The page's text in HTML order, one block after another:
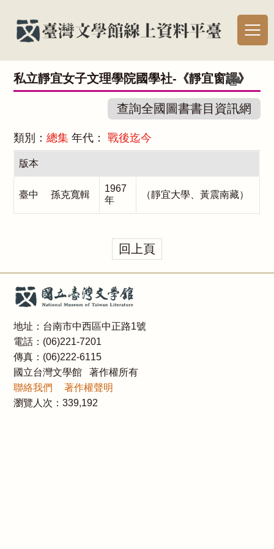
私立靜宜女子文理學院國學社-《靜宜窗課》
查詢全國圖書書目資訊網
類別：總集年代：戰後迄今
版本
臺中 孫克寬輯
1967
年
（靜宜大學、黃震南藏）
回上頁
地址：台南市中西區中正路1號
電話：(06)221-7201
傳真：(06)222-6115
國立台灣文學館 著作權所有
聯絡我們
著作權聲明
瀏覽人次：339,192